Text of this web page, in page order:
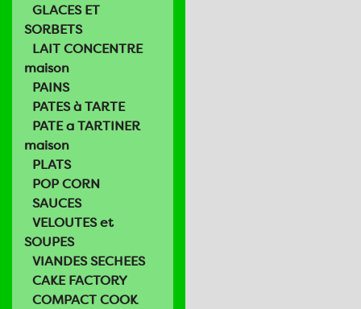
GLACES ET
SORBETS
LAIT CONCENTRE
maison
PAINS
PATES à TARTE
PATE a TARTINER
maison
PLATS
POP CORN
SAUCES
VELOUTES et
SOUPES
VIANDES SECHEES
CAKE FACTORY
COMPACT COOK